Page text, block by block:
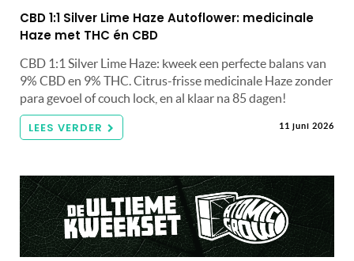
CBD 1:1 Silver Lime Haze Autoflower: medicinale
Haze met THC én CBD
CBD 1:1 Silver Lime Haze: kweek een perfecte balans van
9% CBD en 9% THC. Citrus-frisse medicinale Haze zonder
para gevoel of couch lock, en al klaar na 85 dagen!
LEES VERDER 11 juni 2026